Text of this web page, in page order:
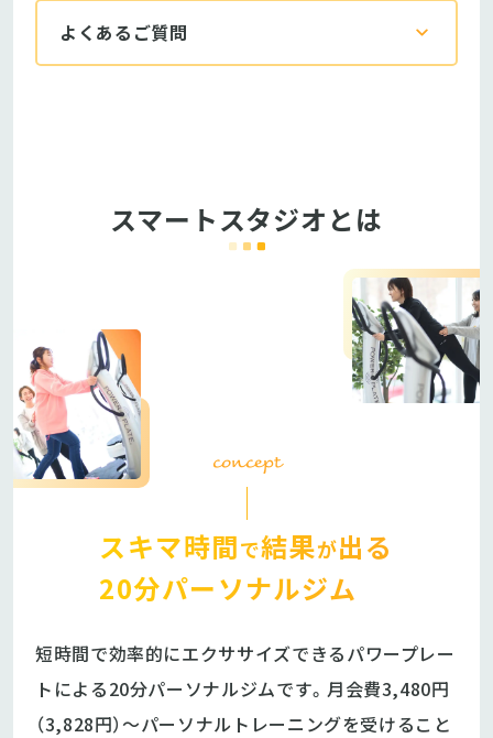
よくあるご質問
スマートスタジオとは
concept
スキマ時間で結果が出る
20分パーソナルジム
短時間で効率的にエクササイズできるパワープレー
トによる20分パーソナルジムです。月会費3,480円
（3,828円）〜パーソナルトレーニングを受けること